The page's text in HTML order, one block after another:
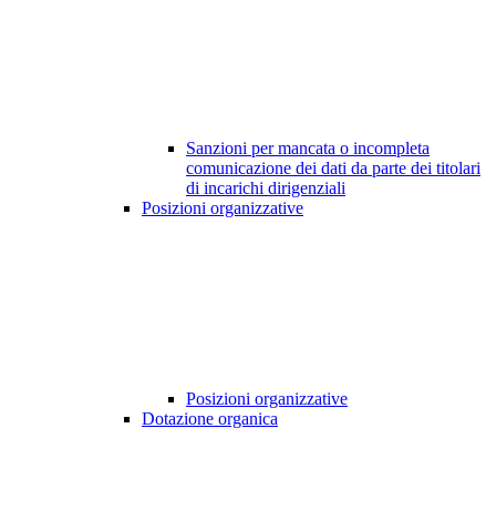
Sanzioni per mancata o incompleta
comunicazione dei dati da parte dei titolari
di incarichi dirigenziali
Posizioni organizzative
Posizioni organizzative
Dotazione organica